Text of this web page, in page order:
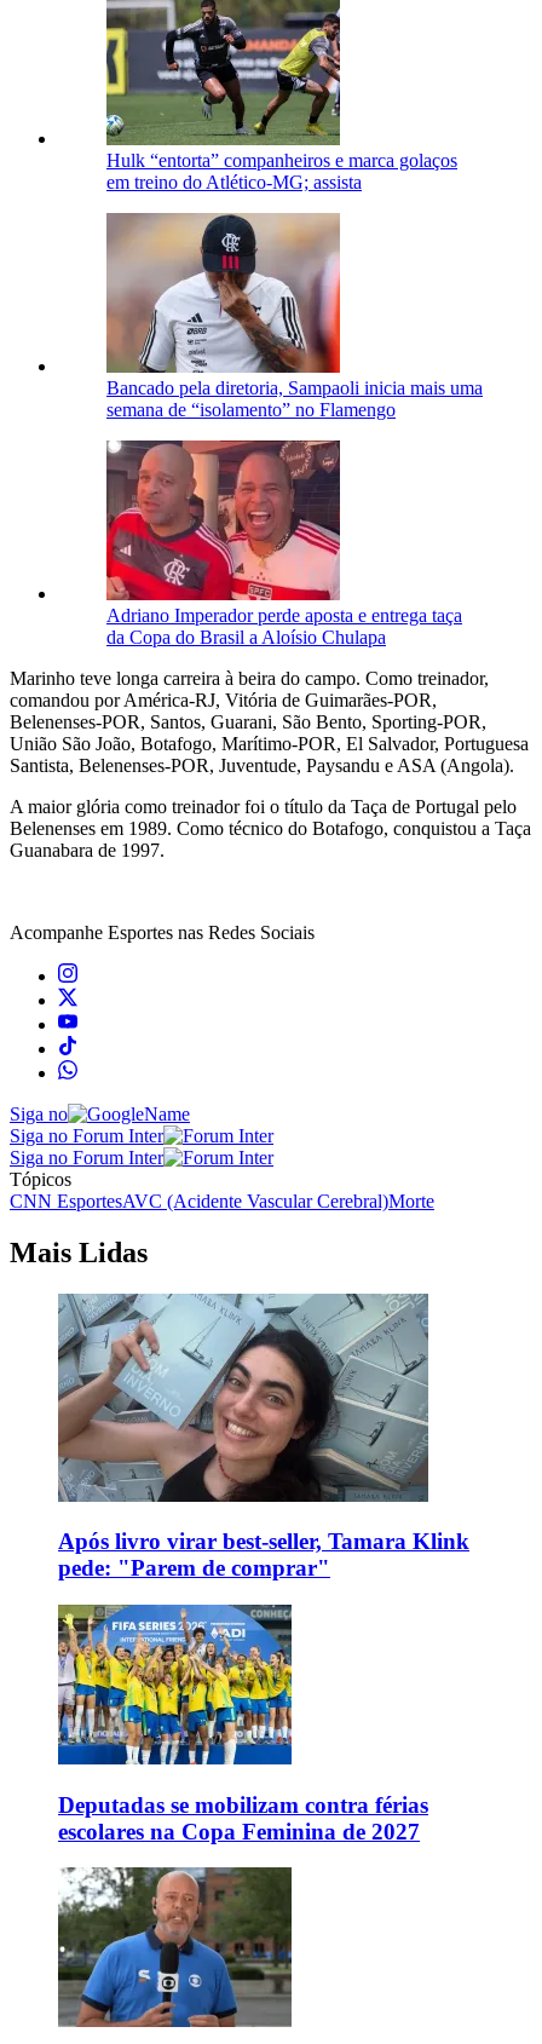
Hulk “entorta” companheiros e marca golaços
em treino do Atlético-MG; assista
Bancado pela diretoria, Sampaoli inicia mais uma
semana de “isolamento” no Flamengo
Adriano Imperador perde aposta e entrega taça
da Copa do Brasil a Aloísio Chulapa
Marinho teve longa carreira à beira do campo. Como treinador,
comandou por América-RJ, Vitória de Guimarães-POR,
Belenenses-POR, Santos, Guarani, São Bento, Sporting-POR,
União São João, Botafogo, Marítimo-POR, El Salvador, Portuguesa
Santista, Belenenses-POR, Juventude, Paysandu e ASA (Angola).
A maior glória como treinador foi o título da Taça de Portugal pelo
Belenenses em 1989. Como técnico do Botafogo, conquistou a Taça
Guanabara de 1997.
Acompanhe Esportes nas Redes Sociais
Siga no
Siga no Forum Inter
Siga no Forum Inter
Tópicos
CNN EsportesAVC (Acidente Vascular Cerebral)Morte
Mais Lidas
Após livro virar best-seller, Tamara Klink
pede: "Parem de comprar"
Deputadas se mobilizam contra férias
escolares na Copa Feminina de 2027